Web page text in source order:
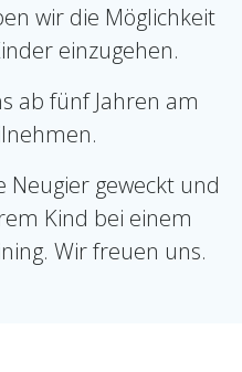
wir die Möglichkeit
einzugehen.
ab fünf Jahren am
geweckt und
Kind bei einem
Wir freuen uns.